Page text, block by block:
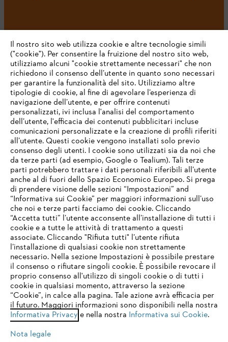
#STIHL
L’azienda
STIHL FAQ
Service
Termini e condizioni generali Privacy policy
Note legali Cookies Informazioni legali
Andreas STIHL S.p.A. - Viale delle Industrie, 15
20040 Cambiago (MI)
Email:info@stihl.it
IHR BROWSER WIRD NICHT
UNTERSTÜTZT
Sie nutzen einen Browser, den wir noch nicht unterstützen. Für
eine optimale Nutzung unserer Seite empfehlen wir Ihnen, zu
einem der folgenden Browser zu wechseln:
firefox chrome
Il nostro sito web utilizza cookie e altre tecnologie simili
("cookie"). Per consentire la fruizione del nostro sito web,
utilizziamo alcuni "cookie strettamente necessari" che non
richiedono il consenso dell’utente in quanto sono necessari
per garantire la funzionalità del sito. Utilizziamo altre
tipologie di cookie, al fine di agevolare l’esperienza di
navigazione dell’utente, e per offrire contenuti
personalizzati, ivi inclusa l'analisi del comportamento
dell’utente, l'efficacia dei contenuti pubblicitari incluse
comunicazioni personalizzate e la creazione di profili riferiti
all’utente. Questi cookie vengono installati solo previo
consenso degli utenti. I cookie sono utilizzati sia da noi che
da terze parti (ad esempio, Google o Tealium). Tali terze
parti potrebbero trattare i dati personali riferibili all’utente
anche al di fuori dello Spazio Economico Europeo. Si prega
di prendere visione delle sezioni “Impostazioni” and
“Informativa sui Cookie” per maggiori informazioni sull’uso
che noi e terze parti facciamo dei cookie. Cliccando
“Accetta tutti” l’utente acconsente all’installazione di tutti i
cookie e a tutte le attività di trattamento a questi
associate. Cliccando "Rifiuta tutti" l’utente rifiuta
l’installazione di qualsiasi cookie non strettamente
necessario. Nella sezione Impostazioni è possibile prestare
il consenso o rifiutare singoli cookie. È possibile revocare il
proprio consenso all'utilizzo di singoli cookie o di tutti i
cookie in qualsiasi momento, attraverso la sezione
“Cookie”, in calce alla pagina. Tale azione avrà efficacia per
il futuro. Maggiori informazioni sono disponibili nella nostra
Informativa Privacy e nella nostra Informativa sui Cookie.
Nota legale